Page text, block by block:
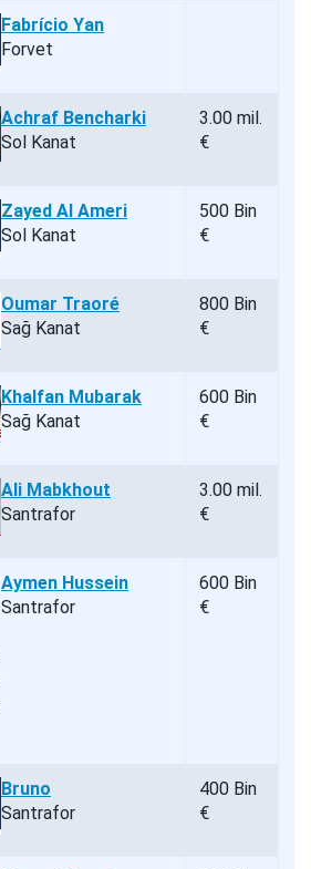
Fabrício Yan
Forvet
Achraf Bencharki
Sol Kanat
3.00 mil.
€
Zayed Al Ameri
Sol Kanat
500 Bin
€
Oumar Traoré
Sağ Kanat
800 Bin
€
Khalfan Mubarak
Sağ Kanat
600 Bin
€
Ali Mabkhout
Santrafor
3.00 mil.
€
Aymen Hussein
Santrafor
600 Bin
€
Bruno
Santrafor
400 Bin
€